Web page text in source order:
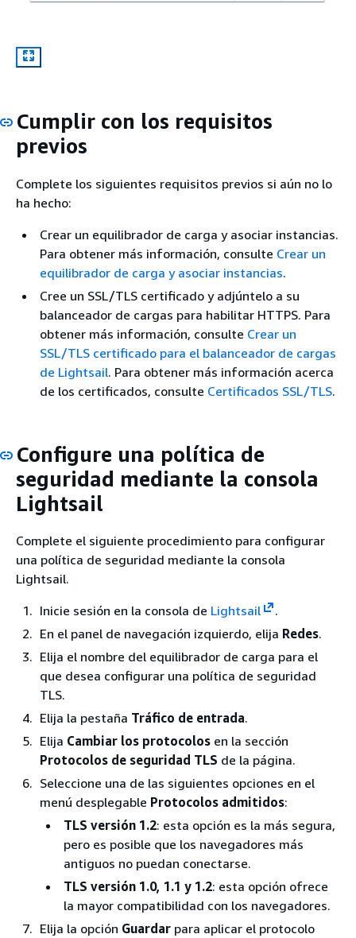
Cumplir con los requisitos
previos
Complete los siguientes requisitos previos si aún no lo
ha hecho:
Crear un equilibrador de carga y asociar instancias.
Para obtener más información, consulte Crear un
equilibrador de carga y asociar instancias.
Cree un SSL/TLS certificado y adjúntelo a su
balanceador de cargas para habilitar HTTPS. Para
obtener más información, consulte Crear un
SSL/TLS certificado para el balanceador de cargas
de Lightsail. Para obtener más información acerca
de los certificados, consulte Certificados SSL/TLS.
Configure una política de
seguridad mediante la consola
Lightsail
Complete el siguiente procedimiento para configurar
una política de seguridad mediante la consola
Lightsail.
Inicie sesión en la consola de Lightsail
.
En el panel de navegación izquierdo, elija Redes.
Elija el nombre del equilibrador de carga para el
que desea configurar una política de seguridad
TLS.
Elija la pestaña Tráfico de entrada.
Elija Cambiar los protocolos en la sección
Protocolos de seguridad TLS de la página.
Seleccione una de las siguientes opciones en el
menú desplegable Protocolos admitidos:
TLS versión 1.2: esta opción es la más segura,
pero es posible que los navegadores más
antiguos no puedan conectarse.
TLS versión 1.0, 1.1 y 1.2: esta opción ofrece
la mayor compatibilidad con los navegadores.
Elija la opción Guardar para aplicar el protocolo